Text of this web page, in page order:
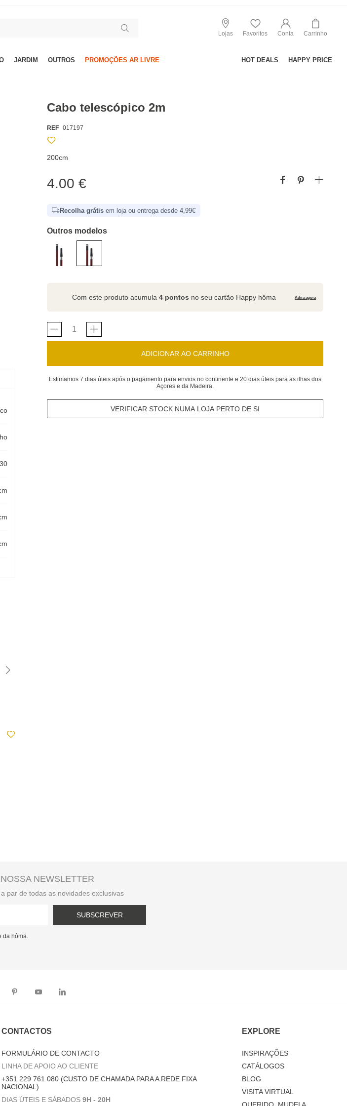
Lojas Favoritos Conta Carrinho
JARDIM OUTROS PROMOÇÕES AR LIVRE HOT DEALS HAPPY PRICE
Cabo telescópico 2m
REF 017197
200cm
4.00 €
Recolha grátis em loja ou entrega desde 4,99€
Outros modelos
Com este produto acumula4 pontos no seu cartão Happy hôma Adira agora
ADICIONAR AO CARRINHO
Estimamos 7 dias úteis após o pagamento para envios no continente e 20 dias úteis para as ilhas dos
Açores e da Madeira.
VERIFICAR STOCK NUMA LOJA PERTO DE SI
NEWSLETTER
par de todas as novidades exclusivas
SUBSCREVER
da hôma.
CONTACTOS
FORMULÁRIO DE CONTACTO
LINHA DE APOIO AO CLIENTE
+351 229 761 080 (CUSTO DE CHAMADA PARA A REDE FIXA
NACIONAL)
DIAS ÚTEIS E SÁBADOS 9H - 20H
EXPLORE
INSPIRAÇÕES
CATÁLOGOS
BLOG
VISITA VIRTUAL